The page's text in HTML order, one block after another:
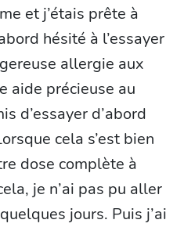
et j’étais prête à
hésité à l’essayer
allergie aux
aide précieuse au
d’essayer d’abord
cela s’est bien
dose complète à
je n’ai pas pu aller
jours. Puis j’ai